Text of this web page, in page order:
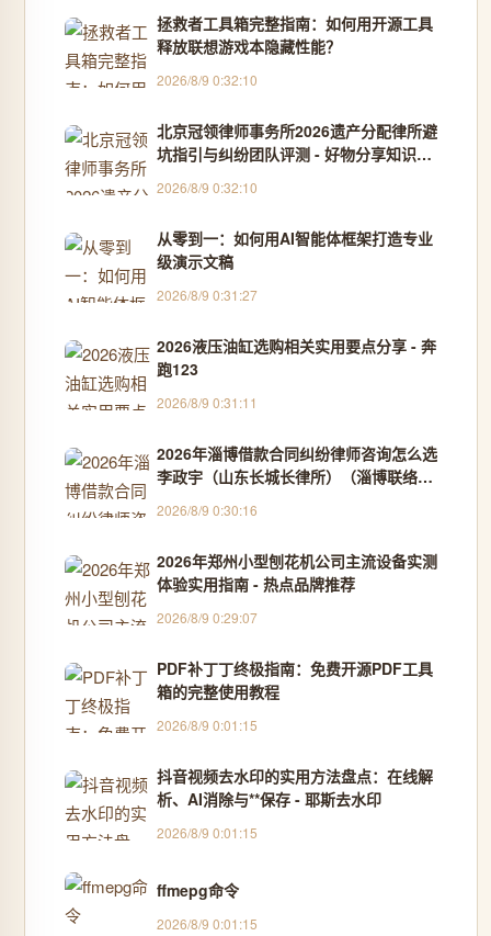
拯救者工具箱完整指南：如何用开源工具
释放联想游戏本隐藏性能？
2026/8/9 0:32:10
北京冠领律师事务所2026遗产分配律所避
坑指引与纠纷团队评测 - 好物分享知识传
2026/8/9 0:32:10
从零到一：如何用AI智能体框架打造专业
级演示文稿
2026/8/9 0:31:27
2026液压油缸选购相关实用要点分享 - 奔
跑123
2026/8/9 0:31:11
2026年淄博借款合同纠纷律师咨询怎么选
李政宇（山东长城长律所）（淄博联络
2026/8/9 0:30:16
2026年郑州小型刨花机公司主流设备实测
体验实用指南 - 热点品牌推荐
2026/8/9 0:29:07
PDF补丁丁终极指南：免费开源PDF工具
箱的完整使用教程
2026/8/9 0:01:15
抖音视频去水印的实用方法盘点：在线解
析、AI消除与**保存 - 耶斯去水印
2026/8/9 0:01:15
ffmepg命令
2026/8/9 0:01:15